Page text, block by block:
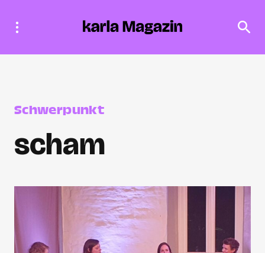
Schwerpunkt
scham